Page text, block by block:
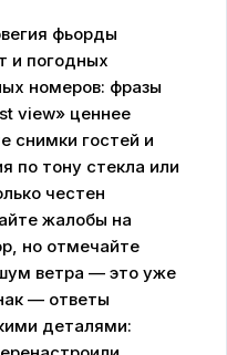
фьорды
и погодных
номеров: фразы
view» ценнее
снимки гостей и
по тону стекла или
честен
жалобы на
но отмечайте
ветра — это уже
— ответы
деталями: